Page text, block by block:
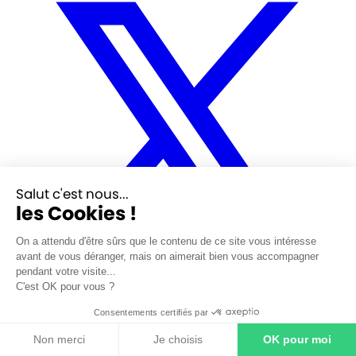
Salut c'est nous...
les Cookies !
On a attendu d'être sûrs que le contenu de ce site vous intéresse
avant de vous déranger, mais on aimerait bien vous accompagner
pendant votre visite...
C'est OK pour vous ?
Consentements certifiés par
Non merci Je choisis OK pour moi